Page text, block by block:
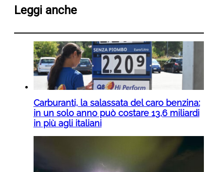
Leggi anche
Carburanti, la salassata del caro benzina:
in un solo anno può costare 13,6 miliardi
in più agli italiani